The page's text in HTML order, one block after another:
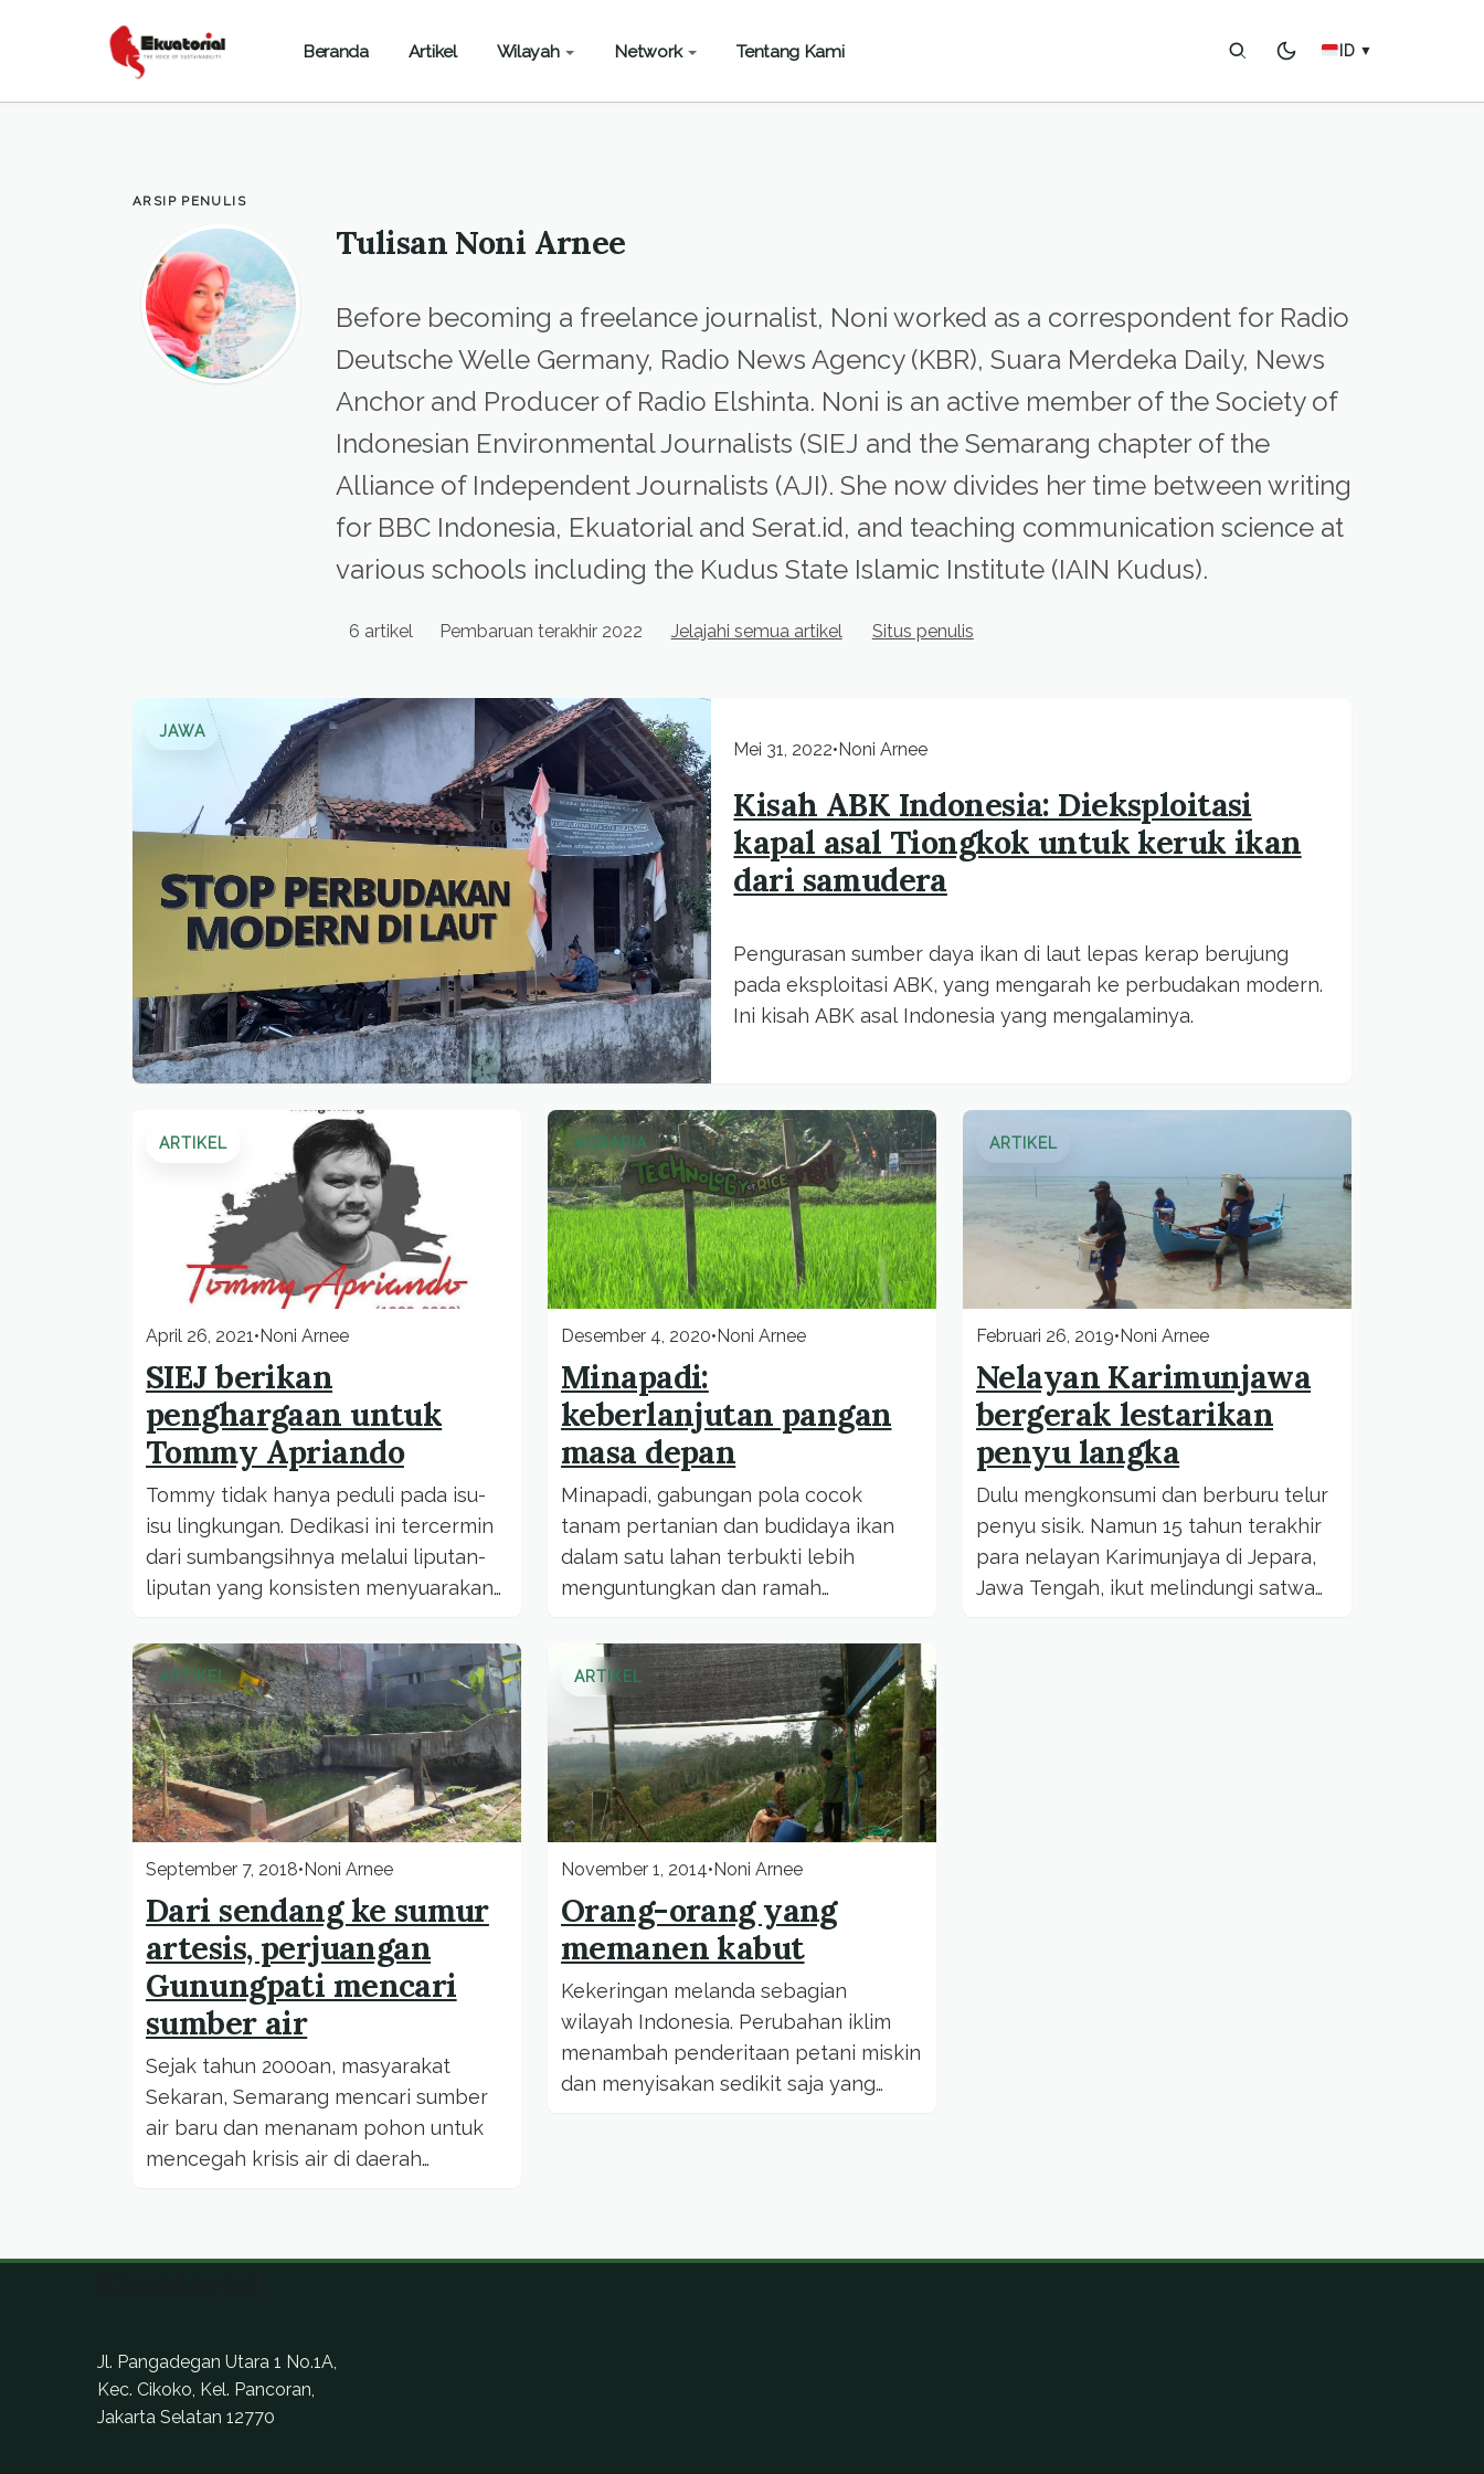
Beranda Artikel Wilayah Network Tentang Kami ID ▼
ARSIP PENULIS
Tulisan Noni Arnee
Before becoming a freelance journalist, Noni worked as a correspondent for Radio
Deutsche Welle Germany, Radio News Agency (KBR), Suara Merdeka Daily, News
Anchor and Producer of Radio Elshinta. Noni is an active member of the Society of
Indonesian Environmental Journalists (SIEJ and the Semarang chapter of the
Alliance of Independent Journalists (AJI). She now divides her time between writing
for BBC Indonesia, Ekuatorial and Serat.id, and teaching communication science at
various schools including the Kudus State Islamic Institute (IAIN Kudus).
6 artikel Pembaruan terakhir 2022 Jelajahi semua artikel Situs penulis
Artikel penulis
JAWA
Mei 31, 2022•Noni Arnee
Kisah ABK Indonesia: Dieksploitasi
kapal asal Tiongkok untuk keruk ikan
dari samudera
Pengurasan sumber daya ikan di laut lepas kerap berujung
pada eksploitasi ABK, yang mengarah ke perbudakan modern.
Ini kisah ABK asal Indonesia yang mengalaminya.
ARTIKEL
April 26, 2021• Noni Arnee
SIEJ berikan
penghargaan untuk
Tommy Apriando
Tommy tidak hanya peduli pada isu-
isu lingkungan. Dedikasi ini tercermin
dari sumbangsihnya melalui liputan-
liputan yang konsisten menyuarakan
dan bumi.
AGRARIA
Desember 4, 2020• Noni Arnee
Minapadi:
keberlanjutan pangan
masa depan
Minapadi, gabungan pola cocok
tanam pertanian dan budidaya ikan
dalam satu lahan terbukti lebih
menguntungkan dan ramah
dikembangkan petani sebagai upaya...
ARTIKEL
Februari 26, 2019• Noni Arnee
Nelayan Karimunjawa
bergerak lestarikan
penyu langka
Dulu mengkonsumi dan berburu telur
penyu sisik. Namun 15 tahun terakhir
para nelayan Karimunjaya di Jepara,
Jawa Tengah, ikut melindungi satwa
ARTIKEL
September 7, 2018• Noni Arnee
Dari sendang ke sumur
artesis, perjuangan
Gunungpati mencari
sumber air
Sejak tahun 2000an, masyarakat
Sekaran, Semarang mencari sumber
air baru dan menanam pohon untuk
mencegah krisis air di daerah
ARTIKEL
November 1, 2014• Noni Arnee
Orang-orang yang
memanen kabut
Kekeringan melanda sebagian
wilayah Indonesia. Perubahan iklim
menambah penderitaan petani miskin
dan menyisakan sedikit saja yang
Jl. Pangadegan Utara 1 No.1A,
Kec. Cikoko, Kel. Pancoran,
Jakarta Selatan 12770